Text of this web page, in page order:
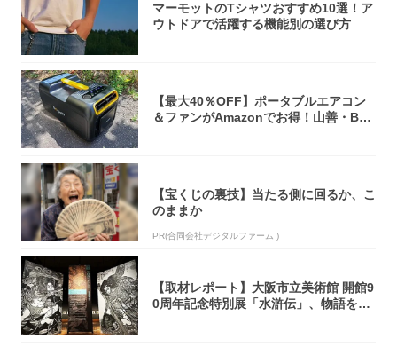
マーモットのTシャツおすすめ10選！ア
ウトドアで活躍する機能別の選び方
【最大40％OFF】ポータブルエアコン
＆ファンがAmazonでお得！山善・Bo
【宝くじの裏技】当たる側に回るか、こ
のままか
PR(合同会社デジタルファーム )
【取材レポート】大阪市立美術館 開館9
0周年記念特別展「水滸伝」、物語を知